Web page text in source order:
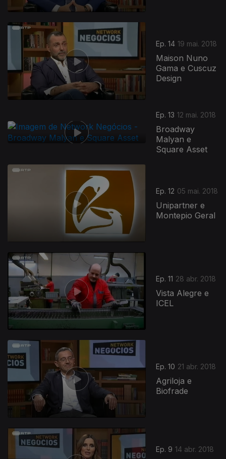
Ep. 14 19 mai. 2018
Maison Nuno
Gama e Cuscuz
Design
Ep. 13 12 mai. 2018
Broadway
Malyan e
Square Asset
361939
Ep. 12 05 mai. 2018
Unipartner e
Montepio Geral
Ep. 11 28 abr. 2018
Vista Alegre e
ICEL
Ep. 10 21 abr. 2018
Agriloja e
Biofrade
Ep. 9 14 abr. 2018